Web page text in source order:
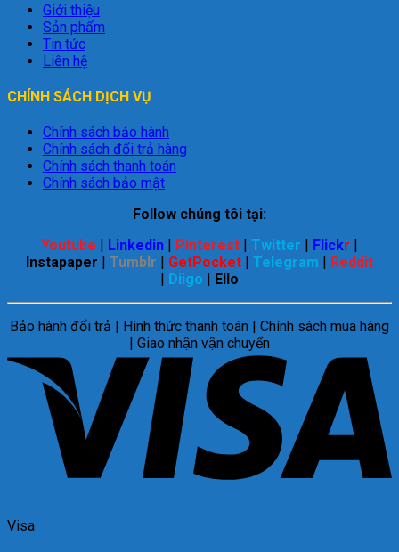
Giới thiệu
Sản phẩm
Tin tức
Liên hệ
CHÍNH SÁCH DỊCH VỤ
Chính sách bảo hành
Chính sách đổi trả hàng
Chính sách thanh toán
Chính sách bảo mật
Follow chúng tôi tại:
Youtube
Linkedin Pinterest Twitter Flickr
Instapaper
Tumblr GetPocket Telegram
Reddit
Diigo Ello
Bảo hành đổi trả | Hình thức thanh toán | Chính sách mua hàng
| Giao nhận vận chuyển
Visa